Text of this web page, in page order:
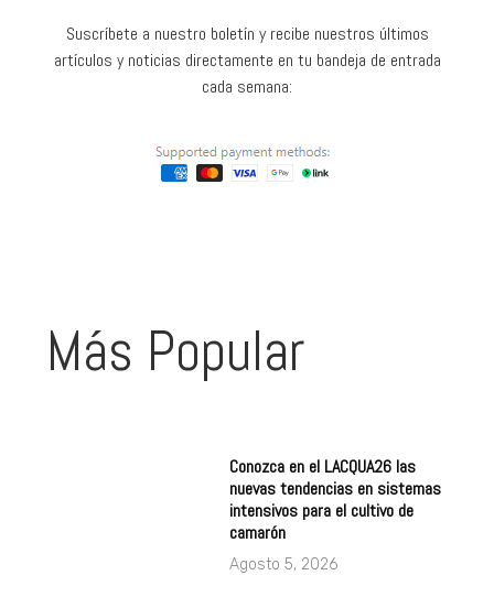
Suscríbete a nuestro boletín y recibe nuestros últimos
artículos y noticias directamente en tu bandeja de entrada
cada semana:
Más Popular
Conozca en el LACQUA26 las
nuevas tendencias en sistemas
intensivos para el cultivo de
camarón
Agosto 5, 2026